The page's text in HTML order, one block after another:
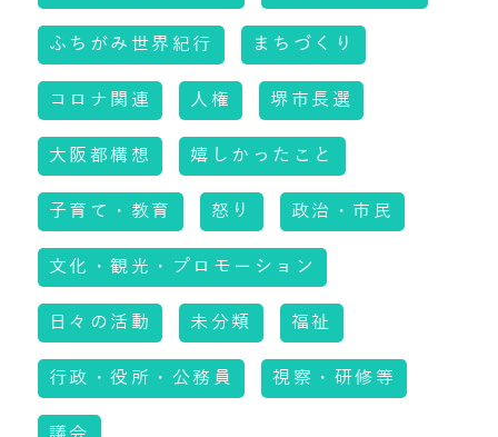
ふちがみ世界紀行 まちづくり
コロナ関連 人権 堺市長選
大阪都構想 嬉しかったこと
子育て・教育 怒り 政治・市民
文化・観光・プロモーション
日々の活動 未分類 福祉
行政・役所・公務員 視察・研修等